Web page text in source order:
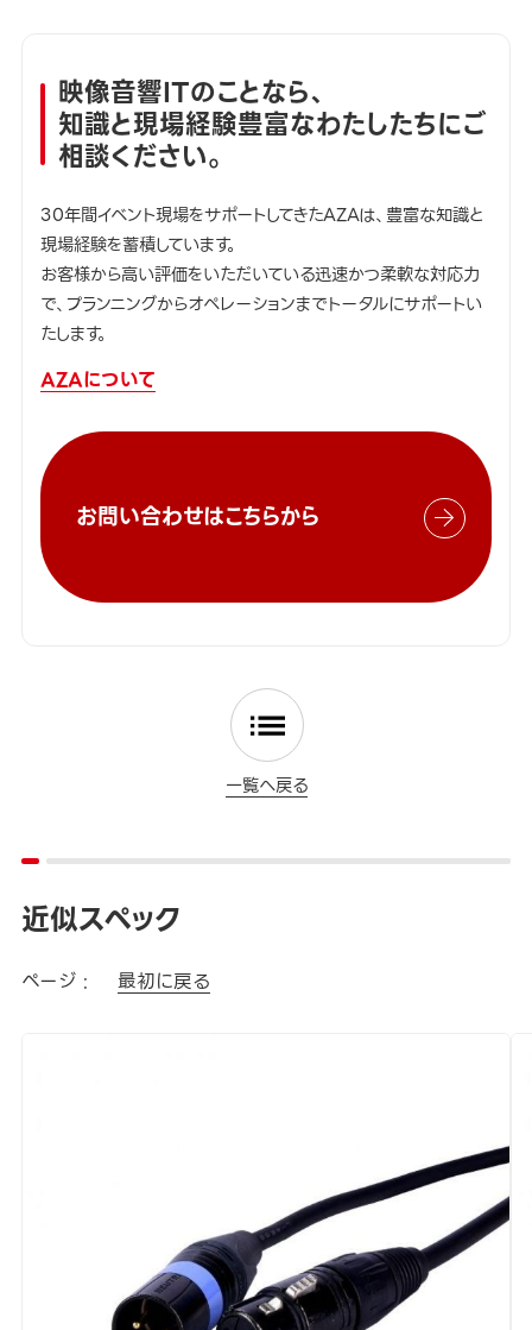
映像音響ITのことなら、
知識と現場経験豊富なわたしたちにご
相談ください。
30年間イベント現場をサポートしてきたAZAは、豊富な知識と
現場経験を蓄積しています。
お客様から高い評価をいただいている迅速かつ柔軟な対応力
で、プランニングからオペレーションまでトータルにサポートい
たします。
AZAについて
お問い合わせはこちらから
一覧へ戻る
近似スペック
ページ : 最初に戻る